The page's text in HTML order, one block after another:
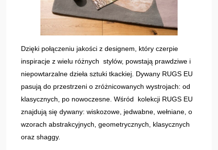
Dzięki połączeniu jakości z designem, który czerpie
inspiracje z wielu różnych stylów, powstają prawdziwe i
niepowtarzalne dzieła sztuki tkackiej. Dywany RUGS EU
pasują do przestrzeni o zróżnicowanych wystrojach: od
klasycznych, po nowoczesne. Wśród kolekcji RUGS EU
znajdują się dywany: wiskozowe, jedwabne, wełniane, o
wzorach abstrakcyjnych, geometrycznych, klasycznych
oraz shaggy.